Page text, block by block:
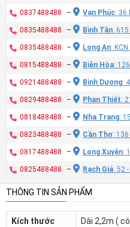
0837488488 – Vạn Phúc: 36
0835488488 – Bình Tân:
0835488488 – Long An:
0815488488 – Biên Hòa:
0921488488 – Bình Dương:
0829488488 – Phan Thiết:
0818488488 – Nha Trang:
0823488488 – Cần Thơ:
0817488488 – Long Xuyên:
0825488488 – Rạch Giá: 52
THÔNG TIN SẢN PHẨM
Kích thước Dài 2,2m (